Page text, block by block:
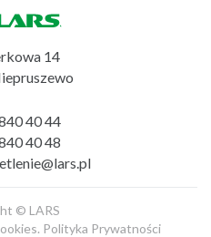
14
40 44
40 48
© LARS
Polityka Prywatności